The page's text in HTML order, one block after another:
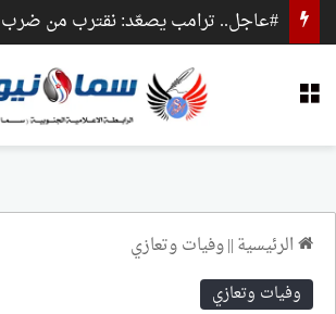
الرئيسية||وفيات وتعازي
وفيات وتعازي